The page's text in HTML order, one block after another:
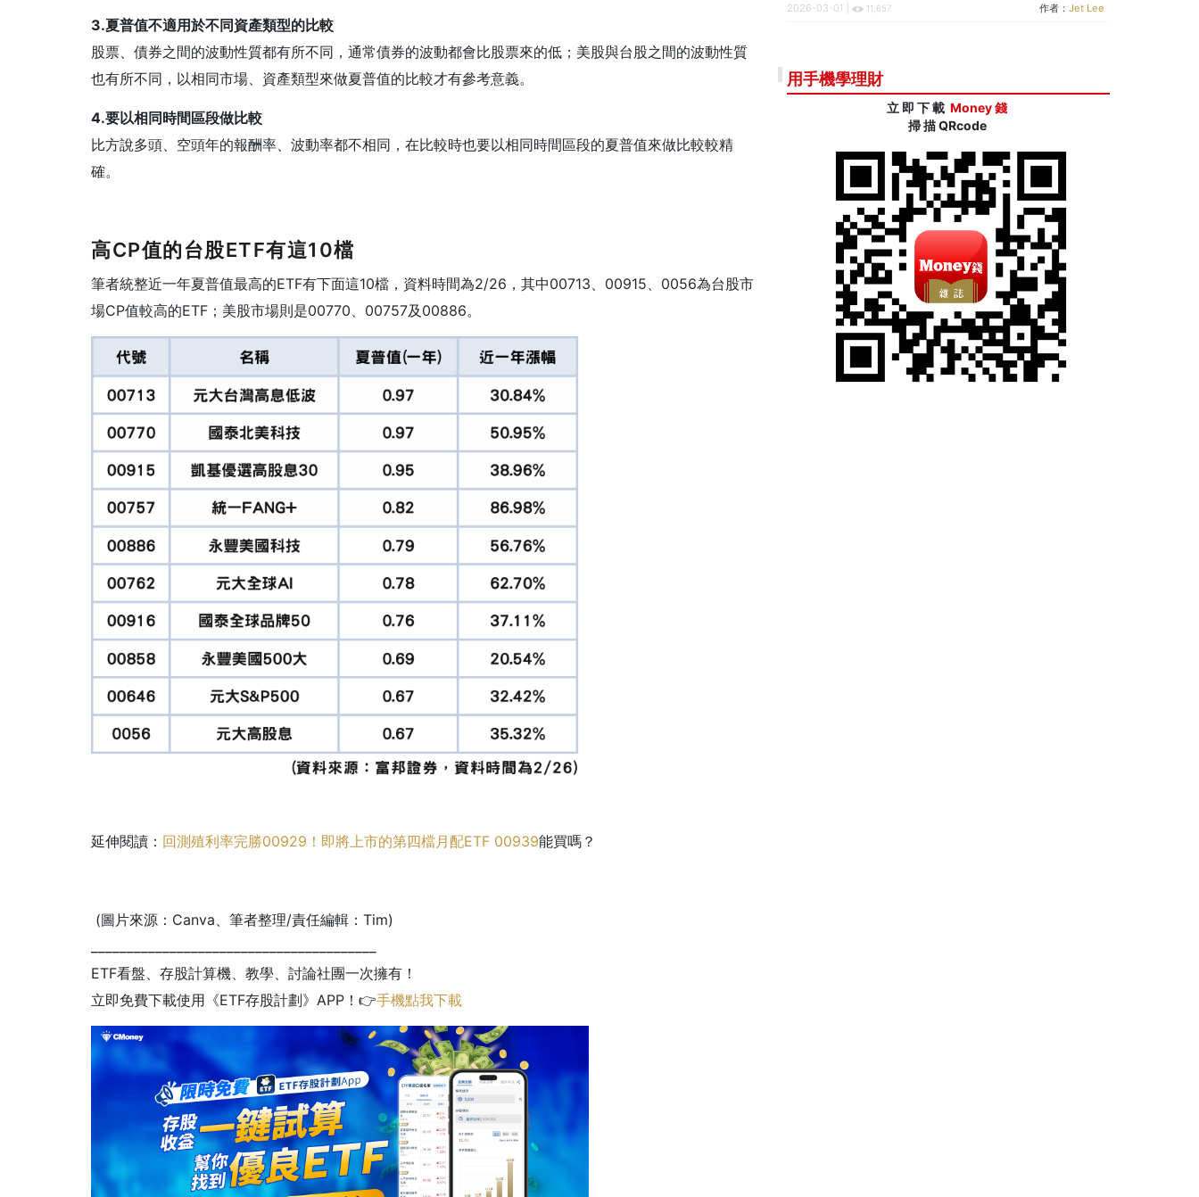
3.夏普值不適用於不同資產類型的比較
股票、債券之間的波動性質都有所不同，通常債券的波動都會比股票來的低；美股與台股之間的波動性質
也有所不同，以相同市場、資產類型來做夏普值的比較才有參考意義。
4.要以相同時間區段做比較
比方說多頭、空頭年的報酬率、波動率都不相同，在比較時也要以相同時間區段的夏普值來做比較較精
確。
高CP值的台股ETF有這10檔
筆者統整近一年夏普值最高的ETF有下面這10檔，資料時間為2/26 ，其中00713、 00915、 0056為台股市
場CP值較高的ETF ；美股市場則是00770、 00757及 00886。
延伸閱讀： 回測殖利率完勝00929！即將上市的第四檔月配ETF 00939能買嗎？
(圖片來源：Canva、筆者整理/責任編輯：Tim)
ETF看盤、存股計算機、教學、討論社團一次擁有！
立即免費下載使用《ETF存股計劃》APP！👉手機點我下載
2026-03-01 | 11,657 作者：Jet Lee
用手機學理財
立 即 下 載 Money 錢
掃 描 QRcode